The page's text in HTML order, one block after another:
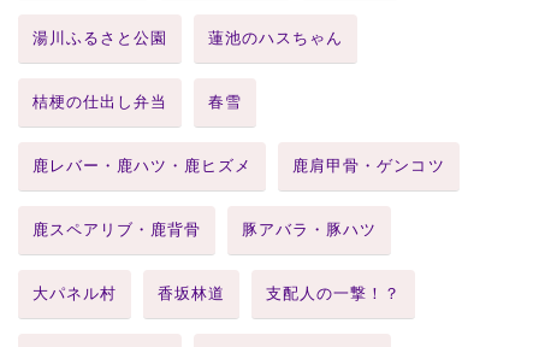
湯川ふるさと公園 蓮池のハスちゃん
桔梗の仕出し弁当 春雪
鹿レバー・鹿ハツ・鹿ヒズメ 鹿肩甲骨・ゲンコツ
鹿スペアリブ・鹿背骨 豚アバラ・豚ハツ
大パネル村 香坂林道 支配人の一撃！？